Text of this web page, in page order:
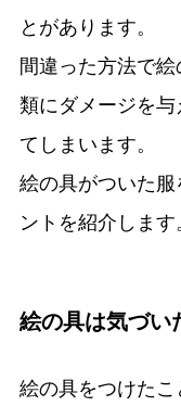
とがあります。
間違った方法で
類にダメージを
てしまいます。
絵の具がついた
ントを紹介します
絵の具は気づい
絵の具をつけた